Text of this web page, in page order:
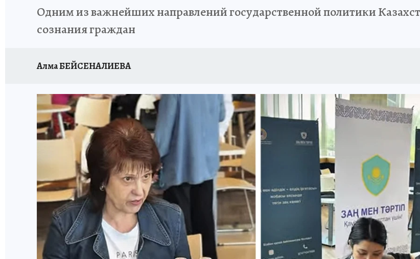
Одним из важнейших направлений государственной политики
сознания граждан
Алма БЕЙСЕНАЛИЕВА